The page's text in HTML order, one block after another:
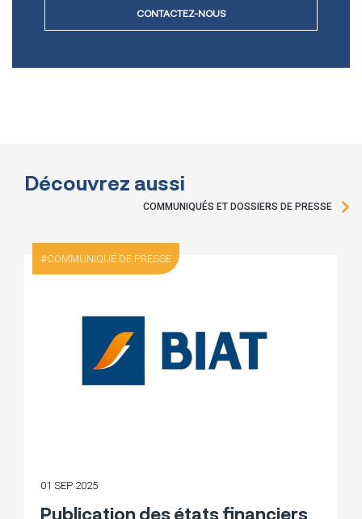
CONTACTEZ-NOUS
Découvrez aussi
COMMUNIQUÉS ET DOSSIERS DE PRESSE
COMMUNIQUÉ DE PRESSE
01 SEP 2025
Publication des états financiers